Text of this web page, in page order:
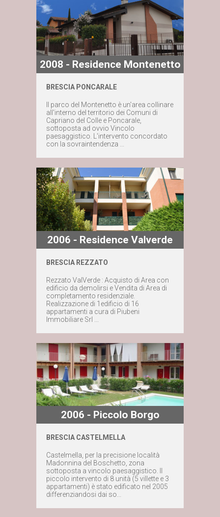
Maggiori dettagli
Contattaci subito
2008 - Residence Montenetto
BRESCIA PONCARALE
Il parco del Montenetto è un'area collinare
all'interno del territorio dei Comuni di
Capriano del Colle e Poncarale,
sottoposta ad ovvio Vincolo
paesaggistico. L'intervento concordato
con la sovraintendenza ...
Maggiori dettagli
Contattaci subito
2006 - Residence Valverde
BRESCIA REZZATO
Rezzato ValVerde : Acquisto di Area con
edificio da demolirsi e Vendita di Area di
completamento residenziale.
Realizzazione di 1edificio di 16
appartamenti a cura di Piubeni
Immobiliare Srl ...
Maggiori dettagli
Contattaci subito
2006 - Piccolo Borgo
BRESCIA CASTELMELLA
Castelmella, per la precisione località
Madonnina del Boschetto, zona
sottoposta a vincolo paesaggistico. Il
piccolo intervento di 8 unità (5 villette e 3
appartamenti) è stato edificato nel 2005
differenziandosi dai so...